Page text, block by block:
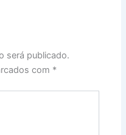
será publicado.
com *